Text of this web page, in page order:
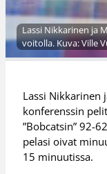
Lassi Nikkarinen ja
voitolla. Kuva: Ville
Lassi Nikkarinen
konferenssin
”Bobcatsin” 92-
pelasi oivat
15 minuutissa.